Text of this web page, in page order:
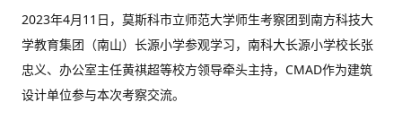
2023年4月11日，莫斯科市立师范大学师生考察团到南方科技大
学教育集团 （南山） 长源小学参观学习，南科大长源小学校长张
忠义、办公室主任黄祺超等校方领导牵头主持，CMAD作为建筑
设计单位参与本次考察交流。